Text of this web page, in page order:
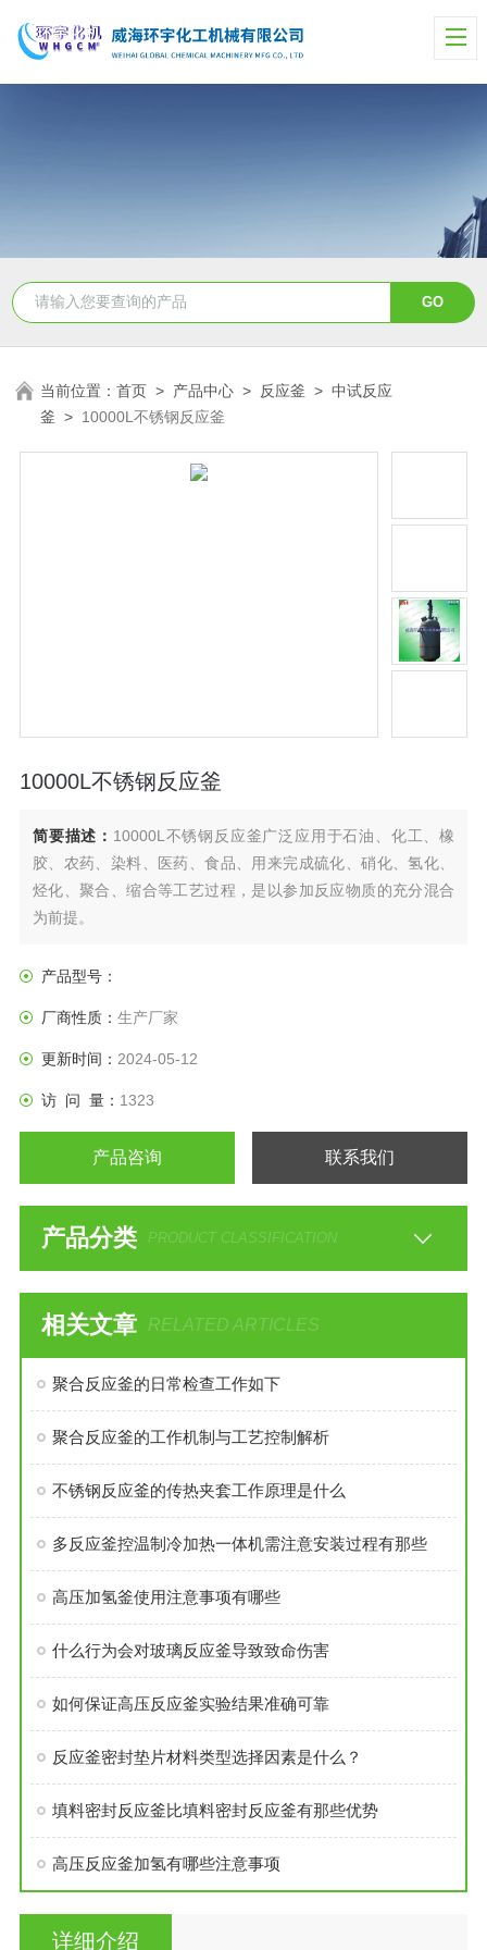
当前位置：首页 > 产品中心 > 反应釜 >中试反应
釜 > 10000L不锈钢反应釜
10000L不锈钢反应釜
简要描述： 10000L不锈钢反应釜广泛应用于石油、化工、橡
胶、农药、染料、医药、食品、用来完成硫化、硝化、氢化、
烃化、聚合、缩合等工艺过程，是以参加反应物质的充分混合
为前提。
产品型号：
厂商性质： 生产厂家
更新时间： 2024-05-12
访 问 量： 1323
产品咨询 联系我们
产品分类 PRODUCT CLASSIFICATION
相关文章 RELATED ARTICLES
聚合反应釜的日常检查工作如下
聚合反应釜的工作机制与工艺控制解析
不锈钢反应釜的传热夹套工作原理是什么
多反应釜控温制冷加热一体机需注意安装过程有那些
高压加氢釜使用注意事项有哪些
什么行为会对玻璃反应釜导致致命伤害
如何保证高压反应釜实验结果准确可靠
反应釜密封垫片材料类型选择因素是什么？
填料密封反应釜比填料密封反应釜有那些优势
高压反应釜加氢有哪些注意事项
详细介绍